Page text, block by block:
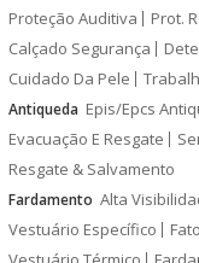
Proteção Auditiva
Prot.
Calçado Segurança
Cuidado Da Pele
Antiqueda Epis/Epcs
Evacuação E Resgate
Resgate & Salvamento
Fardamento Alta
Vestuário Específico